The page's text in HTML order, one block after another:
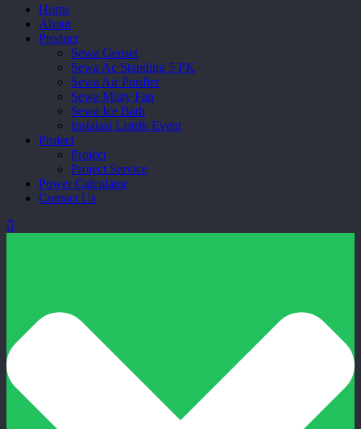
Close
Menu
Home
About
Product
Sewa Genset
Sewa Ac Standing 5 PK
Sewa Air Purifier
Sewa Misty Fan
Sewa Ice Bath
Instalasi Listrik Event
Project
Project
Project Service
Power Calculator
Contact Us